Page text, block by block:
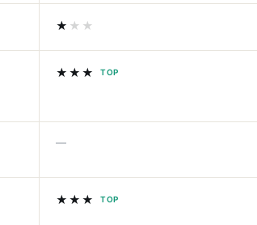
★ ★★
★★★ TOP
—
★★★ TOP